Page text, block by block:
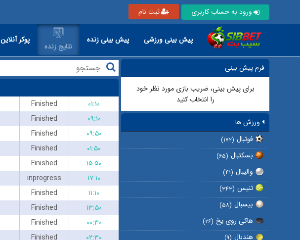
ورود به حساب کاربری ثبت نام
پیش بینی ورزشی پیش بینی زنده
نتایج زنده
پوکر آنلاین
فرم پیش بینی
برای پیش بینی، ضریب بازی مورد نظر خود
را انتخاب کنید
ورزش ها
فوتبال (۱۷۲)
بسکتبال (۶۵)
والیبال (۴۱)
تنیس (۳۴۳)
بیسبال (۵۸)
هاکی روی یخ (۲۶)
هندبال (۹)
Finished
۰۱:۱۰
Finished
۰۹:۱۰
Finished
۰۹:۵۰
Finished
۰۱:۵۰
Finished
۱۵:۵۰
inprogress
۱۷:۱۰
Finished
۱۱:۱۰
Finished
۱۳:۵۰
Finished
۰۰:۳۰
Finished
۰۲:۳۰